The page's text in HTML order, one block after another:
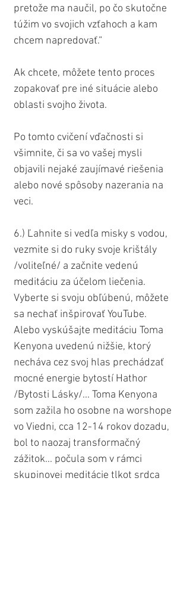
pretože ma naučil, po čo skutočne
túžim vo svojich vzťahoch a kam
chcem napredovať.“
Ak chcete, môžete tento proces
zopakovať pre iné situácie alebo
oblasti svojho života.
Po tomto cvičení vďačnosti si
všimnite, či sa vo vašej mysli
objavili nejaké zaujímavé riešenia
alebo nové spôsoby nazerania na
veci.
6.) Ľahnite si vedľa misky s vodou,
vezmite si do ruky svoje krištály
/voliteľné/ a začnite vedenú
meditáciu za účelom liečenia.
Vyberte si svoju obľúbenú, môžete
sa nechať inšpirovať YouTube.
Alebo vyskúšajte meditáciu Toma
Kenyona uvedenú nižšie, ktorý
necháva cez svoj hlas prechádzať
mocné energie bytostí Hathor
/Bytosti Lásky/... Toma Kenyona
som zažila ho osobne na worshope
vo Viedni, cca 12-14 rokov dozadu,
bol to naozaj transformačný
zážitok... počula som v rámci
skupinovej meditácie tlkot srdca